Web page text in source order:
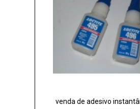
venda de adesivo